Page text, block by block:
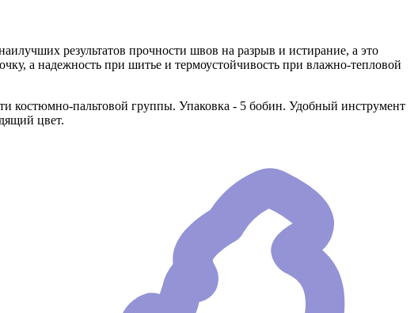
результатов прочности швов на разрыв и истирание, а это
а надежность при шитье и термоустойчивость при влажно-тепловой
костюмно-пальтовой группы. Упаковка - 5 бобин. Удобный инструмент
цвет.